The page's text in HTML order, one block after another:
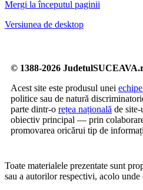
Mergi la începutul paginii
Versiunea de desktop
© 1388-2026
Acest site este produsul unei
politice sau de natură
parte dintr-o rețea națională de site-
obiectiv principal — prin
promovarea oricărui tip de
Toate materialele prezentate sunt
sau a autorilor respectivi, acolo unde